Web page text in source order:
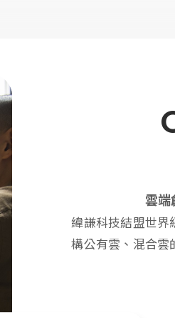
雲端
緯謙科技結盟世界
構公有雲、混合雲